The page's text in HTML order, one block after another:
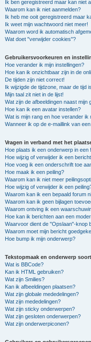
Ik ben geregistreerd maar kan niet
Waarom kan ik niet aanmelden?
Ik heb me ooit geregistreerd maar
Ik weet mijn wachtwoord niet meer!
Waarom word ik automatisch
Wat doet "verwijder cookies"?
Gebruikersvoorkeuren en
Hoe verander ik mijn instellingen?
Hoe kan ik onzichtbaar zijn in de
De tijden zijn niet correct!
Ik wijzigde de tijdzone, maar de tijd
Mijn taal zit niet in de lijst!
Wat zijn de afbeeldingen naast mijn
Hoe kan ik een avatar instellen?
Wat is mijn rang en hoe verander ik
Wanneer ik op de e-maillink van
Vragen in verband met het
Hoe plaats ik een onderwerp in
Hoe wijzig of verwijder ik een
Hoe voeg ik een onderschrift toe
Hoe maak ik een peiling?
Waarom kan ik niet meer
Hoe wijzig of verwijder ik een
Waarom kan ik een bepaald forum
Waarom kan ik geen bijlagen
Waarom ontving ik een
Hoe kan ik berichten aan een
Waarvoor dient de "Opslaan"-knop
Waarom moet mijn bericht
Hoe bump ik mijn onderwerp?
Tekstopmaak en onderwerp
Wat is BBCode?
Kan ik HTML gebruiken?
Wat zijn Smilies?
Kan ik afbeeldingen plaatsen?
Wat zijn globale mededelingen?
Wat zijn mededelingen?
Wat zijn sticky onderwerpen?
Wat zijn gesloten onderwerpen?
Wat zijn onderwerpiconen?